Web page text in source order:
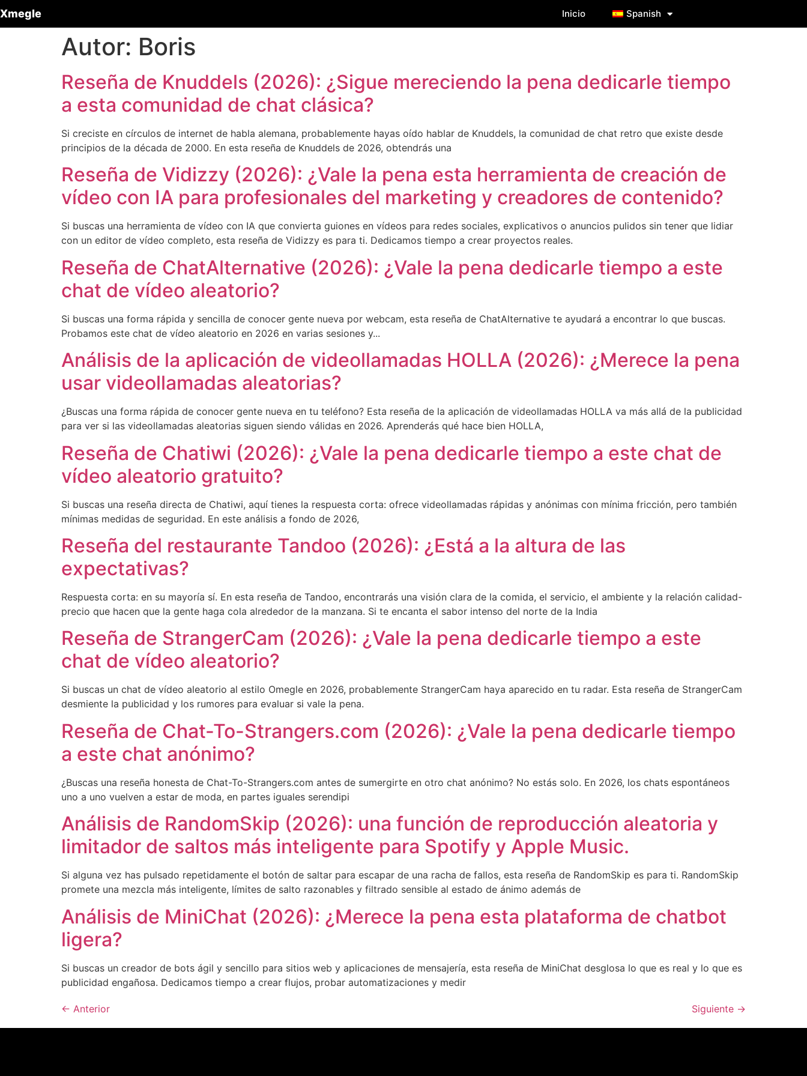
Xmegle Inicio Spanish
Autor: Boris
Reseña de Knuddels (2026): ¿Sigue mereciendo la pena dedicarle tiempo
a esta comunidad de chat clásica?
Si creciste en círculos de internet de habla alemana, probablemente hayas oído hablar de Knuddels, la comunidad de chat retro que existe desde
principios de la década de 2000. En esta reseña de Knuddels de 2026, obtendrás una
Reseña de Vidizzy (2026): ¿Vale la pena esta herramienta de creación de
vídeo con IA para profesionales del marketing y creadores de contenido?
Si buscas una herramienta de vídeo con IA que convierta guiones en vídeos para redes sociales, explicativos o anuncios pulidos sin tener que lidiar
con un editor de vídeo completo, esta reseña de Vidizzy es para ti. Dedicamos tiempo a crear proyectos reales.
Reseña de ChatAlternative (2026): ¿Vale la pena dedicarle tiempo a este
chat de vídeo aleatorio?
Si buscas una forma rápida y sencilla de conocer gente nueva por webcam, esta reseña de ChatAlternative te ayudará a encontrar lo que buscas.
Probamos este chat de vídeo aleatorio en 2026 en varias sesiones y...
Análisis de la aplicación de videollamadas HOLLA (2026): ¿Merece la pena
usar videollamadas aleatorias?
¿Buscas una forma rápida de conocer gente nueva en tu teléfono? Esta reseña de la aplicación de videollamadas HOLLA va más allá de la publicidad
para ver si las videollamadas aleatorias siguen siendo válidas en 2026. Aprenderás qué hace bien HOLLA,
Reseña de Chatiwi (2026): ¿Vale la pena dedicarle tiempo a este chat de
vídeo aleatorio gratuito?
Si buscas una reseña directa de Chatiwi, aquí tienes la respuesta corta: ofrece videollamadas rápidas y anónimas con mínima fricción, pero también
mínimas medidas de seguridad. En este análisis a fondo de 2026,
Reseña del restaurante Tandoo (2026): ¿Está a la altura de las
expectativas?
Respuesta corta: en su mayoría sí. En esta reseña de Tandoo, encontrarás una visión clara de la comida, el servicio, el ambiente y la relación calidad-
precio que hacen que la gente haga cola alrededor de la manzana. Si te encanta el sabor intenso del norte de la India
Reseña de StrangerCam (2026): ¿Vale la pena dedicarle tiempo a este
chat de vídeo aleatorio?
Si buscas un chat de vídeo aleatorio al estilo Omegle en 2026, probablemente StrangerCam haya aparecido en tu radar. Esta reseña de StrangerCam
desmiente la publicidad y los rumores para evaluar si vale la pena.
Reseña de Chat-To-Strangers.com (2026): ¿Vale la pena dedicarle tiempo
a este chat anónimo?
¿Buscas una reseña honesta de Chat-To-Strangers.com antes de sumergirte en otro chat anónimo? No estás solo. En 2026, los chats espontáneos
uno a uno vuelven a estar de moda, en partes iguales serendipi
Análisis de RandomSkip (2026): una función de reproducción aleatoria y
limitador de saltos más inteligente para Spotify y Apple Music.
Si alguna vez has pulsado repetidamente el botón de saltar para escapar de una racha de fallos, esta reseña de RandomSkip es para ti. RandomSkip
promete una mezcla más inteligente, límites de salto razonables y filtrado sensible al estado de ánimo además de
Análisis de MiniChat (2026): ¿Merece la pena esta plataforma de chatbot
ligera?
Si buscas un creador de bots ágil y sencillo para sitios web y aplicaciones de mensajería, esta reseña de MiniChat desglosa lo que es real y lo que es
publicidad engañosa. Dedicamos tiempo a crear flujos, probar automatizaciones y medir
← Anterior Siguiente →